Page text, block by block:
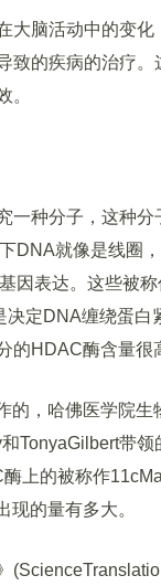
脑活动中的变化
致的疾病的治疗
。
种分子，这种分
DNA就像是线圈
因表达。这些被
定DNA缠绕蛋白
的HDAC酶含量很
，哈佛医学院生
TonyaGilbert带
上的被称作
的量有多大。